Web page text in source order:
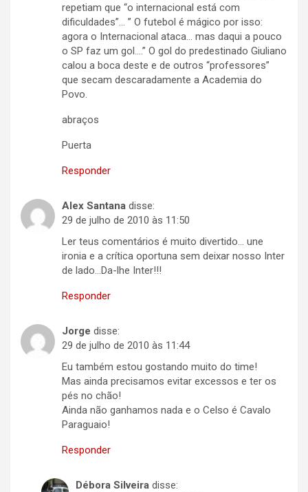
repetiam que “o internacional está com
dificuldades”… ” O futebol é mágico por isso:
agora o Internacional ataca… mas daqui a pouco
o SP faz um gol….” O gol do predestinado Giuliano
calou a boca deste e de outros “professores”
que secam descaradamente a Academia do
Povo.
abraços
Puerta
Responder
Alex Santana disse:
29 de julho de 2010 às 11:50
Ler teus comentários é muito divertido… une
ironia e a crítica oportuna sem deixar nosso Inter
de lado…Da-lhe Inter!!!
Responder
Jorge disse:
29 de julho de 2010 às 11:44
Eu também estou gostando muito do time!
Mas ainda precisamos evitar excessos e ter os
pés no chão!
Ainda não ganhamos nada e o Celso é Cavalo
Paraguaio!
Responder
Débora Silveira disse: